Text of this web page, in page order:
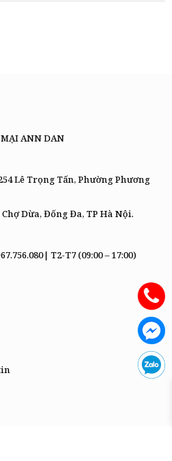
MẠI ANN DAN
Lê Trọng Tấn, Phường Phương
Chợ Dừa, Đống Đa, TP Hà Nội.
T2-T7 (09:00 – 17:00)